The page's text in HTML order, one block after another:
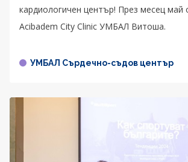
кардиологичен център! През месец май
Acibadem City Clinic УМБАЛ Витоша.
УМБАЛ Сърдечно-съдов център